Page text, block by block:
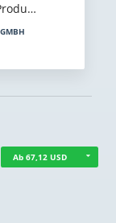
Ab 67,12 USD